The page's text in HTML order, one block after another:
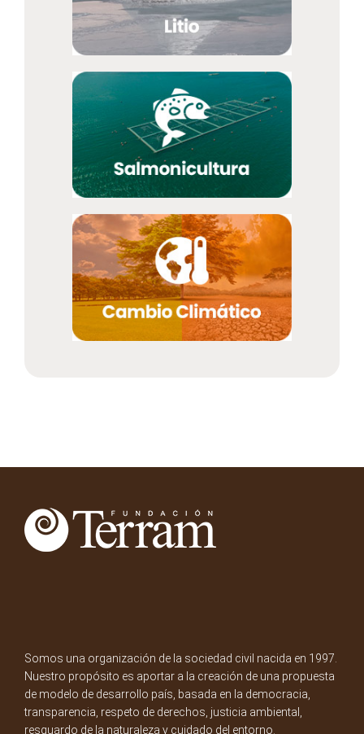
Somos una organización de la sociedad civil nacida en 1997.
Nuestro propósito es aportar a la creación de una propuesta
de modelo de desarrollo país, basada en la democracia,
transparencia, respeto de derechos, justicia ambiental,
resguardo de la naturaleza y cuidado del entorno.